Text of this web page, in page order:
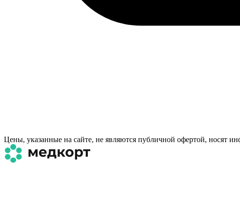
Цены, указанные на сайте, не являются публичной офертой, носят